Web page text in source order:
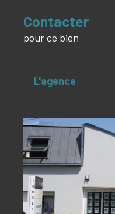
Contacter
pour ce bien
L'agence